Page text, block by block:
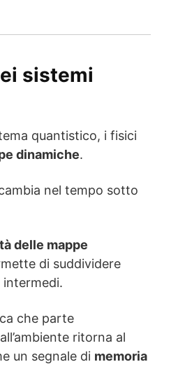
sistemi
quantistico, i fisici
dinamiche.
nel tempo sotto
delle mappe
di suddividere
intermedi.
che parte
ritorna al
un segnale di memoria